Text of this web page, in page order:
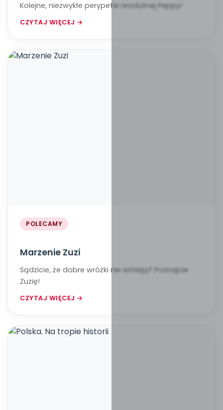
Kolejne, niezwykłe perypetie rezolutnej Peppy!
CZYTAJ WIĘCEJ →
POLECAMY
Marzenie Zuzi
Sądzicie, że dobre wróżki nie istnieją? Poznajcie
Zuzię!
CZYTAJ WIĘCEJ →